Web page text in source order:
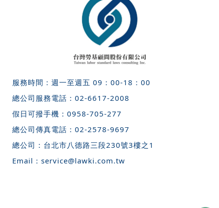
服務時間：週一至週五 09：00-18：00
總公司服務電話： 02-6617-2008
假日可撥手機： 0958-705-277
總公司傳真電話： 02-2578-9697
總公司： 台北市八德路三段230號3樓之1
Email： service@lawki.com.tw